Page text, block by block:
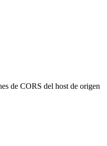
de CORS del host de origen